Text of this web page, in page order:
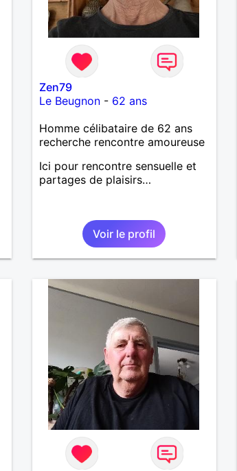
Zen79
Le Beugnon- 62 ans
Homme célibataire de 62 ans
recherche rencontre amoureuse
Ici pour rencontre sensuelle et
partages de plaisirs…
Voir le profil